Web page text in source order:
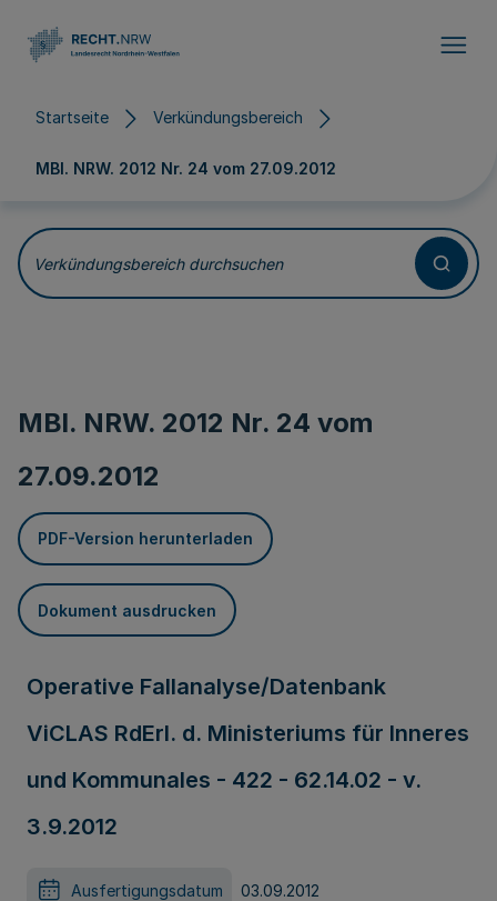
Startseite Verkündungsbereich
MBl. NRW. 2012 Nr. 24 vom 27.09.2012
Verkündungsbereich durchsuchen
MBl. NRW. 2012 Nr. 24 vom
27.09.2012
PDF-Version herunterladen
Dokument ausdrucken
Operative Fallanalyse/Datenbank
ViCLAS RdErl. d. Ministeriums für Inneres
und Kommunales - 422 - 62.14.02 - v.
3.9.2012
Ausfertigungsdatum 03.09.2012